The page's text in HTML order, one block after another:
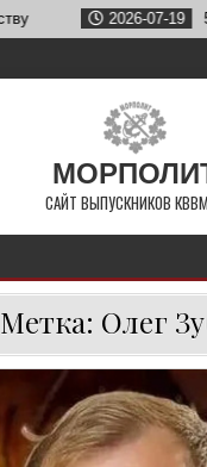
2026-07-19 55
САЙТ ВЫПУСКНИКОВ
Метка: Олег